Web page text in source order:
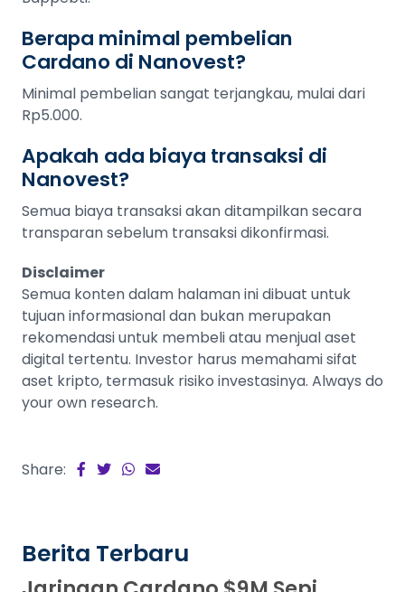
Berapa minimal pembelian
Cardano di Nanovest?
Minimal pembelian sangat terjangkau, mulai dari
Rp5.000.
Apakah ada biaya transaksi di
Nanovest?
Semua biaya transaksi akan ditampilkan secara
transparan sebelum transaksi dikonfirmasi.
Disclaimer
Semua konten dalam halaman ini dibuat untuk
tujuan informasional dan bukan merupakan
rekomendasi untuk membeli atau menjual aset
digital tertentu. Investor harus memahami sifat
aset kripto, termasuk risiko investasinya. Always do
your own research.
Share:
Berita Terbaru